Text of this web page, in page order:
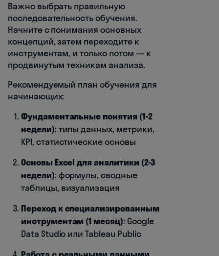
Важно выбрать правильную
последовательность обучения.
Начните с понимания основных
концепций, затем переходите к
инструментам, и только потом — к
продвинутым техникам анализа.
Рекомендуемый план обучения для
начинающих:
Фундаментальные понятия (1-2
недели): типы данных, метрики,
KPI, статистические основы
Основы Excel для аналитики (2-3
недели): формулы, сводные
таблицы, визуализация
Переход к специализированным
инструментам (1 месяц): Google
Data Studio или Tableau Public